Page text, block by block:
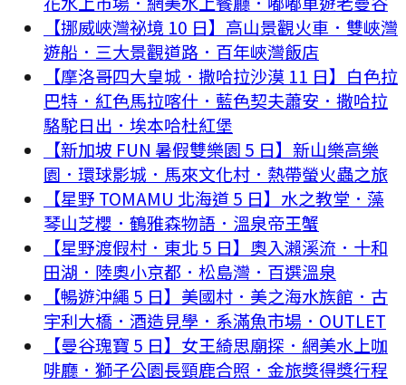
【挪威峽灣祕境 10 日】高山景觀火車．雙峽灣
遊船．三大景觀道路．百年峽灣飯店
【摩洛哥四大皇城．撒哈拉沙漠 11 日】白色拉
巴特．紅色馬拉喀什．藍色契夫蕭安．撒哈拉
駱駝日出．埃本哈杜紅堡
【新加坡 FUN 暑假雙樂園 5 日】新山樂高樂
園．環球影城．馬來文化村．熱帶螢火蟲之旅
【星野 TOMAMU 北海道 5 日】水之教堂．藻
琴山芝櫻．鶴雅森物語．溫泉帝王蟹
【星野渡假村．東北 5 日】奧入瀨溪流．十和
田湖．陸奧小京都．松島灣．百選溫泉
【暢遊沖繩 5 日】美國村．美之海水族館．古
宇利大橋．酒造見學．系滿魚市場．OUTLET
【曼谷瑰寶 5 日】女王綺思廟探．網美水上咖
啡廳．獅子公園長頸鹿合照．金旅獎得獎行程